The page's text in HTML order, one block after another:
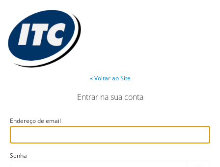
« Voltar ao Site
Entrar na sua conta
Endereço de email
Senha